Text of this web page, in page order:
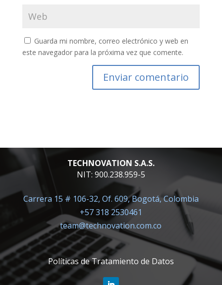
Guarda mi nombre, correo electrónico y web en
este navegador para la próxima vez que comente.
TECHNOVATION S.A.S.
NIT: 900.238.959-5
Carrera 15 # 106-32, Of. 609, Bogotá, Colombia
+57 318 2530461
team@technovation.com.co
Políticas de Tratamiento de Datos